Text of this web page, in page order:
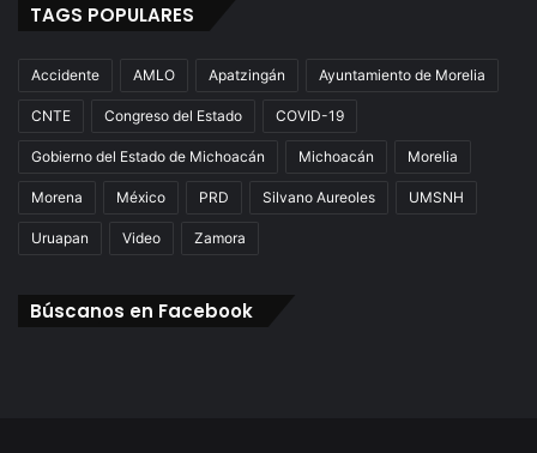
TAGS POPULARES
Accidente AMLO Apatzingán Ayuntamiento de Morelia
CNTE Congreso del Estado COVID-19
Gobierno del Estado de Michoacán Michoacán Morelia
Morena México PRD Silvano Aureoles UMSNH
Uruapan Video Zamora
Búscanos en Facebook